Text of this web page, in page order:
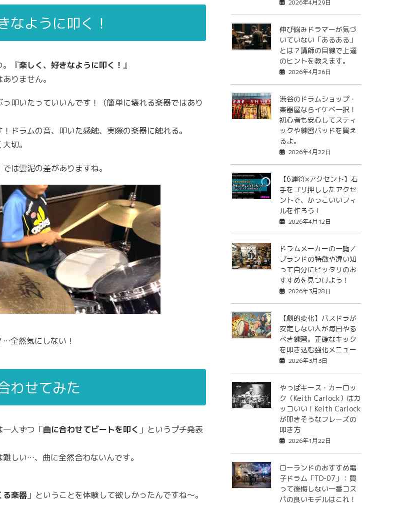
なように叩く！
。『楽しく、好きなように叩く！ 』
りません。
叩いたっていいんです！（簡単に壊れる楽器ではあり
ドラムの音、叩いた感触、実際の楽器に触れる。
切。
は雲泥の差がありますね。
全然気にしない！
わせてみた
一人ずつ「曲に合わせてビートを叩く 」というプチ発表
しい…、曲に全然合わないんです。
る楽器 」ということを体験して欲しかったんですね〜。
2026年4月29日
伸び悩みドラマーが気づ
いていない「あるある」
とは？講師の目線で上達
のヒントを教えます。
2026年4月26日
渋谷のドラムショップ・
楽器屋ならイケベ一択！
初心者も安心してスティ
ックや練習パッドを買え
るよ。
2026年4月22日
【6連符×アクセント】右
手をゴリ押ししたアクセ
ントで、かっこいいフィ
ルを作ろう！
2026年4月12日
ドラムメーカーの一覧／
ブランドの特徴や違い知
って自分にピッタリのお
すすめを見つけよう！
2026年3月28日
【劇的変化】バスドラが
安定しない人が毎日やる
べき練習。正確なキック
を叩き込む強化メニュー
2026年3月3日
やっぱキース・カーロッ
ク（Keith Carlock）はカ
ッコいい！Keith Carlock
が叩きそうなフレーズの
叩き方
2026年1月22日
ローランドのおすすめ電
子ドラム「TD-07」：買
って後悔しない一番コス
パの良いモデルはこれ！